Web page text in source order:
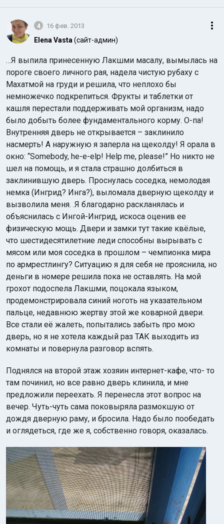
4 16 фев. 2013
Elena Vasta (сайт-админ)
…Я выпила принесенную Лакшми масалу, вымылась на
пороге своего личного рая, надела чистую рубаху с
Махатмой на груди и решила, что неплохо бы
немножечко подкрепиться. Фрукты и таблетки от
кашля перестали поддерживать мой организм, надо
было добыть более фундаментального корму. О-па!
Внутренняя дверь не открывается – заклинило
насмерть! А наружную я заперла на щеколду! Я орала в
окно: “Somebody, he-e-elp! Help me, please!” Но никто не
шел на помощь, и я стала страшно долбиться в
заклинившую дверь. Проснулась соседка, немолодая
немка (Ингрид? Инга?), выломала дверную щеколду и
вызволила меня. .Я благодарно раскланялась и
объяснилась с Ингой-Ингрид, искоса оценив ее
физическую мощь. Двери и замки тут такие квёлые,
что шестидесятилетние леди способны вырывать с
мясом или моя соседка в прошлом – чемпионка мира
по армрестлингу? Ситуацию я для себя не прояснила, но
деньги в номере решила пока не оставлять. На мой
грохот подоспела Лакшми, поцокала языком,
продемонстрировала синий ноготь на указательном
пальце, недавнюю жертву этой же коварной двери.
Все стали её жалеть, попытались забыть про мою
дверь, но я не хотела каждый раз ТАК выходить из
комнаты и повернула разговор вспять.
Поднялся на второй этаж хозяин интернет-кафе, что- то
там починил, но все равно дверь клинила, и мне
предложили переехать. Я перенесла этот вопрос на
вечер. Чуть-чуть сама поковыряла размокшую от
дождя дверную раму, и бросила. Надо было пообедать
и оглядеться, где же я, собственно говоря, оказалась.